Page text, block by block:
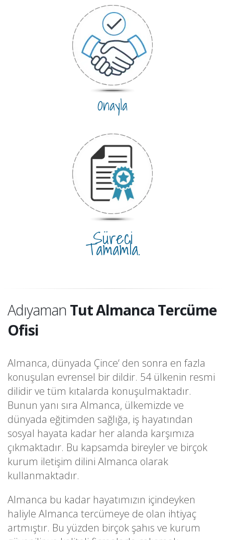
Onayla
Süreci
Tamamla.
Adıyaman Tut Almanca Tercüme
Ofisi
Almanca, dünyada Çince‘ den sonra en fazla
konuşulan evrensel bir dildir. 54 ülkenin resmi
dilidir ve tüm kıtalarda konuşulmaktadır.
Bunun yanı sıra Almanca, ülkemizde ve
dünyada eğitimden sağlığa, iş hayatından
sosyal hayata kadar her alanda karşımıza
çıkmaktadır. Bu kapsamda bireyler ve birçok
kurum iletişim dilini Almanca olarak
kullanmaktadır.
Almanca bu kadar hayatımızın içindeyken
haliyle Almanca tercümeye de olan ihtiyaç
artmıştır. Bu yüzden birçok şahıs ve kurum